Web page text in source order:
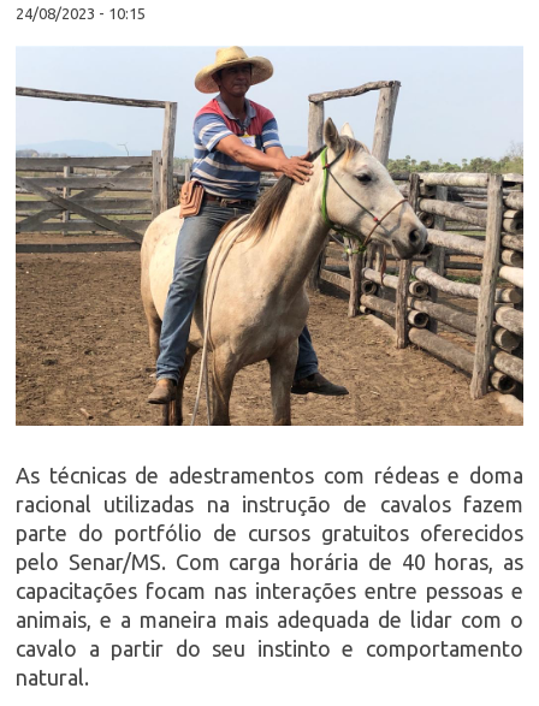
24/08/2023 - 10:15
As técnicas de adestramentos com rédeas e doma
racional utilizadas na instrução de cavalos fazem
parte do portfólio de cursos gratuitos oferecidos
pelo Senar/MS. Com carga horária de 40 horas, as
capacitações focam nas interações entre pessoas e
animais, e a maneira mais adequada de lidar com o
cavalo a partir do seu instinto e comportamento
natural.